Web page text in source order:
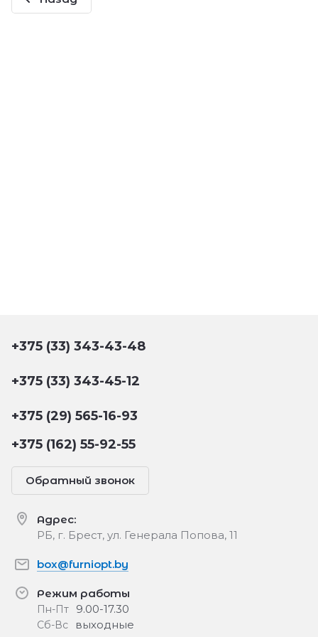
+375 (33) 343-43-48
+375 (33) 343-45-12
+375 (29) 565-16-93
+375 (162) 55-92-55
Обратный звонок
Адрес:
РБ, г. Брест, ул. Генерала Попова, 11
box@furniopt.by
Режим работы
Пн-Пт 9.00-17.30
Сб-Вс выходные